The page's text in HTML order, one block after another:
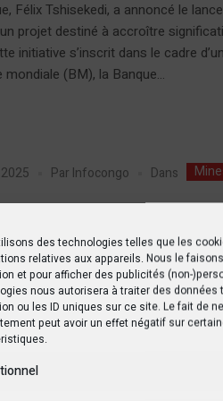
des technologies telles que les
relatives aux appareils. Nous le
et pour afficher des publicités (non-
nous autorisera à traiter des
ou les ID uniques sur ce site. Le fait de
peut avoir un effet négatif sur
Félix Tshisekedi, a annoncé le
projet destiné à accroître
initiative s’inscrit dans le cadre
mondiale (BM), la Banque...
Par Infocongo Dans
illégale de
chapitre s’ouvre dans la lutte
Dix ressortissants chinois sont
de Bukavu pour de graves
à la transparence et à la traçabilité